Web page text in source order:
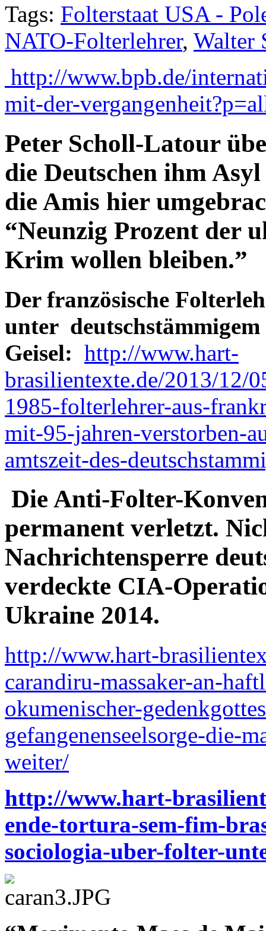
Tags: Folterstaat USA -
NATO-Folterlehrer, Walter
http://www.bpb.de/
mit-der-
Peter Scholl-Latour
die Deutschen ihm
die Amis hier
“Neunzig Prozent der
Krim wollen bleiben.”
Der französische
unter
Geisel: http://www.hart-
brasilientexte.de/2013/12/
1985-folterlehrer-aus-
mit-95-jahren-verstorben-
amtszeit-des-
Die Anti-Folter-
permanent verletzt.
Nachrichtensperre
verdeckte CIA-
Ukraine 2014.
http://www.hart-
carandiru-massaker-an-
okumenischer-
gefangenenseelsorge-die-
weiter/
http://www.hart-
ende-tortura-sem-fim-
sociologia-uber-folter-